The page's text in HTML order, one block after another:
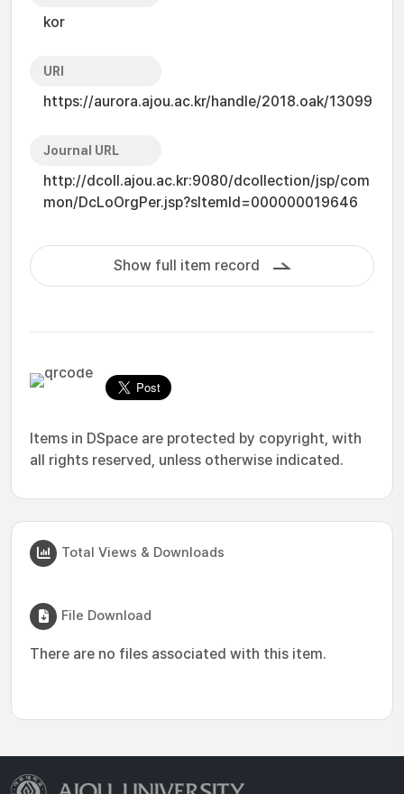
kor
URI
https://aurora.ajou.ac.kr/handle/2018.oak/13099
Journal URL
http://dcoll.ajou.ac.kr:9080/dcollection/jsp/com
mon/DcLoOrgPer.jsp?sItemId=000000019646
Show full item record
Items in DSpace are protected by copyright, with
all rights reserved, unless otherwise indicated.
Total Views & Downloads
File Download
There are no files associated with this item.